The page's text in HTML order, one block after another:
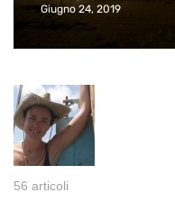
Giugno 24, 2019
56 articoli